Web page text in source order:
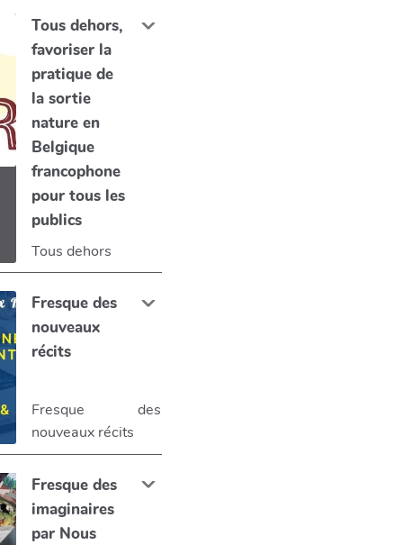
Tous dehors,
favoriser la
pratique de
la sortie
nature en
Belgique
francophone
pour tous les
publics
Tous dehors
Fresque des
nouveaux
récits
Fresque des
nouveaux récits
Fresque des
imaginaires
par Nous